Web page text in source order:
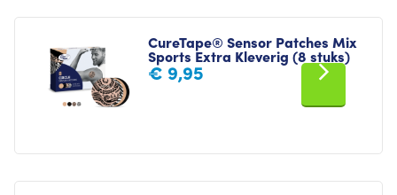
CureTape® Sensor Patches Mix
Sports Extra Kleverig (8 stuks)
€ 9,95